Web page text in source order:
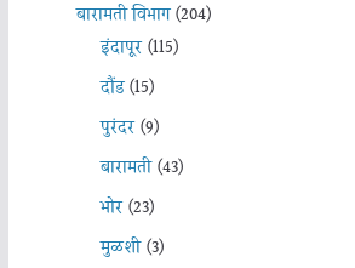
बारामती विभाग(204)
इंदापूर(115)
दौंड(15)
पुरंदर(9)
बारामती(43)
भोर(23)
मुळशी(3)